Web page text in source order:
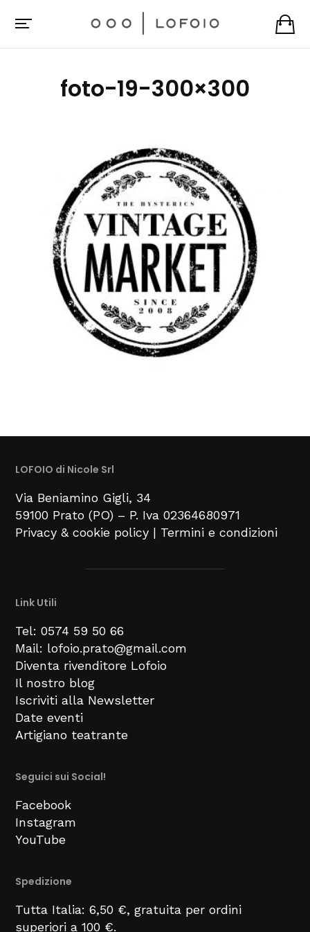
foto-19-300×300
LOFOIO di Nicole Srl
Via Beniamino Gigli, 34
59100 Prato (PO) – P. Iva 02364680971
Privacy & cookie policy | Termini e condizioni
Link Utili
Tel: 0574 59 50 66
Mail: lofoio.prato@gmail.com
Diventa rivenditore Lofoio
Il nostro blog
Iscriviti alla Newsletter
Date eventi
Artigiano teatrante
Seguici sui Social!
Facebook
Instagram
YouTube
Spedizione
Tutta Italia: 6,50 €, gratuita per ordini
superiori a 100 €.